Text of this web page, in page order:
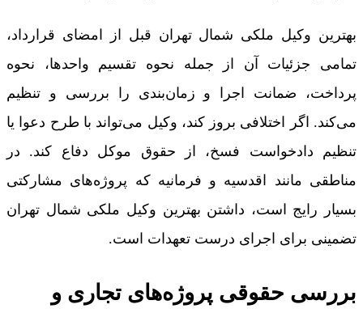
بهترین وکیل ملکی شمال تهران قبل از امضای قرارداد،
تمامی جزئیات آن از جمله نحوه تقسیم واحدها، نحوه
پرداخت، ضمانت اجرا و زمان‌بندی را بررسی و تنظیم
می‌کند. اگر اختلافی بروز کند، وکیل می‌تواند با طرح دعوا یا
تنظیم دادخواست فسخ، از حقوق موکل دفاع کند. در
مناطقی مانند اقدسیه و فرمانیه که پروژه‌های مشارکتی
بسیار رایج است، داشتن بهترین وکیل ملکی شمال تهران
تضمینی برای اجرای درست تعهدات است.
بررسی حقوقی پروژه‌های تجاری و